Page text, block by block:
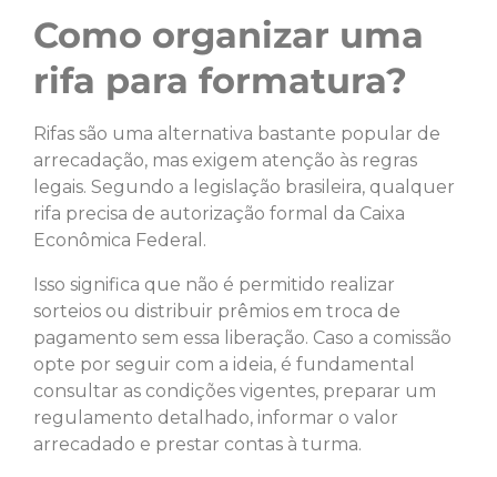
Como organizar uma
rifa para formatura?
Rifas são uma alternativa bastante popular de
arrecadação, mas exigem atenção às regras
legais. Segundo a legislação brasileira, qualquer
rifa precisa de autorização formal da Caixa
Econômica Federal.
Isso significa que não é permitido realizar
sorteios ou distribuir prêmios em troca de
pagamento sem essa liberação. Caso a comissão
opte por seguir com a ideia, é fundamental
consultar as condições vigentes, preparar um
regulamento detalhado, informar o valor
arrecadado e prestar contas à turma.